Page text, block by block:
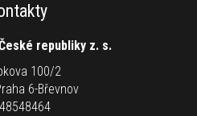
republiky z. s.
100/2
6-Břevnov